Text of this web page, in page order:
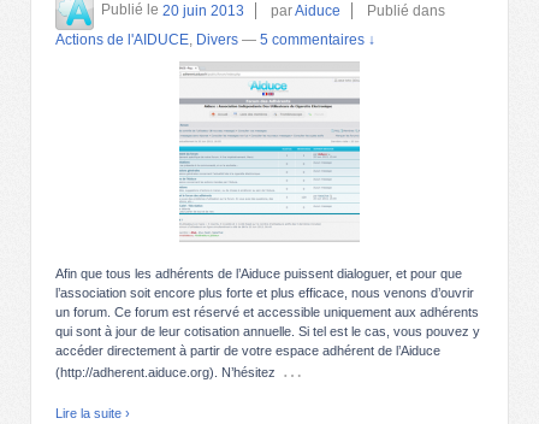
Publié le 20 juin 2013 parAiduce
Publié dans
Actions de l'AIDUCE, Divers — 5 commentaires ↓
Afin que tous les adhérents de l’Aiduce puissent dialoguer, et pour que
l’association soit encore plus forte et plus efficace, nous venons d’ouvrir
un forum. Ce forum est réservé et accessible uniquement aux adhérents
qui sont à jour de leur cotisation annuelle. Si tel est le cas, vous pouvez y
accéder directement à partir de votre espace adhérent de l’Aiduce
(http://adherent.aiduce.org). N’hésitez
…
Lire la suite ›